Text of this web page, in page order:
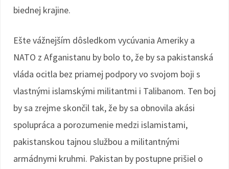
biednej krajine.
Ešte vážnejším dôsledkom vycúvania Ameriky a
NATO z Afganistanu by bolo to, že by sa pakistanská
vláda ocitla bez priamej podpory vo svojom boji s
vlastnými islamskými militantmi i Talibanom. Ten boj
by sa zrejme skončil tak, že by sa obnovila akási
spolupráca a porozumenie medzi islamistami,
pakistanskou tajnou službou a militantnými
armádnymi kruhmi. Pakistan by postupne prišiel o